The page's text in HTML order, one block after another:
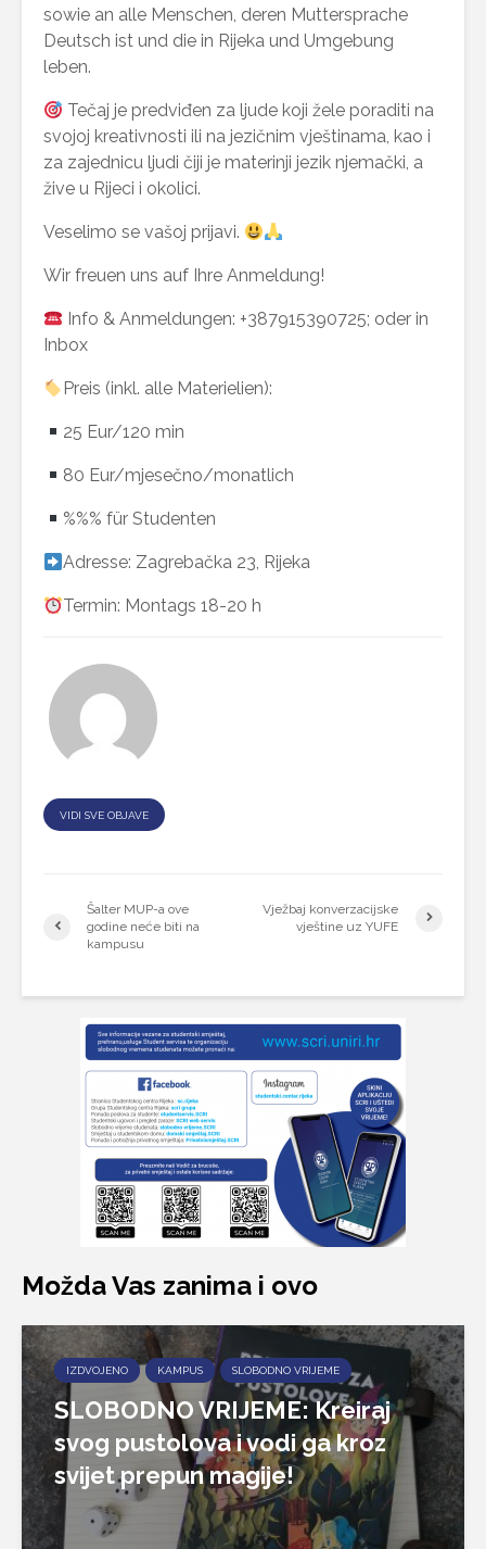
sowie an alle Menschen, deren Muttersprache
Deutsch ist und die in Rijeka und Umgebung
leben.
Tečaj je predviđen za ljude koji žele poraditi na
svojoj kreativnosti ili na jezičnim vještinama, kao i
za zajednicu ljudi čiji je materinji jezik njemački, a
žive u Rijeci i okolici.
Veselimo se vašoj prijavi.
Wir freuen uns auf Ihre Anmeldung!
Info & Anmeldungen: +387915390725; oder in
Inbox
Preis (inkl. alle Materielien):
25 Eur/120 min
80 Eur/mjesečno/monatlich
%%% für Studenten
Adresse: Zagrebačka 23, Rijeka
Termin: Montags 18-20 h
VIDI SVE OBJAVE
Šalter MUP-a ove
godine neće biti na
kampusu
Vježbaj konverzacijske
vještine uz YUFE
Možda Vas zanima i ovo
IZDVOJENO KAMPUS SLOBODNO VRIJEME
SLOBODNO VRIJEME: Kreiraj
svog pustolova i vodi ga kroz
svijet prepun magije!